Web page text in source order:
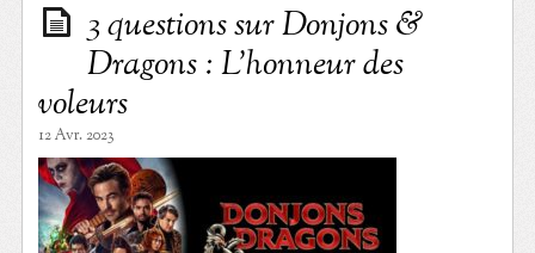
3 questions sur Donjons &
Dragons : L’honneur des
voleurs
12 Avr. 2023